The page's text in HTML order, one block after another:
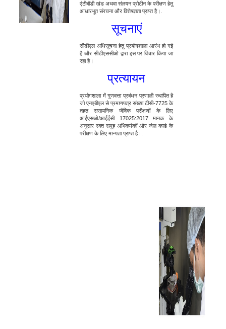
एंटीबॉडी खंड अथवा संलयन प्रोटीन के परीक्षण हेतु
आधारभूत संरचना और विशेषज्ञता प्राप्त है।.
सूचनाएं
सीडीएल अधिसूचना हेतु प्रयोगशाला आरंभ हो गई
है और सीडीएससीओ द्वारा इस पर विचार किया जा
रहा है।
प्रत्यायन
प्रयोगशाला में गुणवत्ता प्रबंधन प्रणाली स्थापित है
जो एनएबीएल से प्रमाणपत्र संख्या टीसी-7725 के
तहत रासायनिक जैविक परीक्षणों के लिए
आईएसओ/आईईसी 17025:2017 मानक के
अनुसार रक्त समूह अभिकर्मकों और जेल कार्ड के
परीक्षण के लिए मान्यता प्राप्त है।.